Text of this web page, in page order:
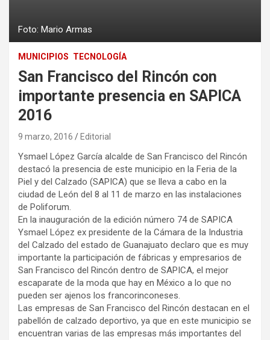
Foto: Mario Armas
MUNICIPIOS TECNOLOGÍA
San Francisco del Rincón con
importante presencia en SAPICA
2016
9 marzo, 2016 Editorial
Ysmael López García alcalde de San Francisco del Rincón
destacó la presencia de este municipio en la Feria de la
Piel y del Calzado (SAPICA) que se lleva a cabo en la
ciudad de León del 8 al 11 de marzo en las instalaciones
de Poliforum.
En la inauguración de la edición número 74 de SAPICA
Ysmael López ex presidente de la Cámara de la Industria
del Calzado del estado de Guanajuato declaro que es muy
importante la participación de fábricas y empresarios de
San Francisco del Rincón dentro de SAPICA, el mejor
escaparate de la moda que hay en México a lo que no
pueden ser ajenos los francorinconeses.
Las empresas de San Francisco del Rincón destacan en el
pabellón de calzado deportivo, ya que en este municipio se
encuentran varias de las empresas más importantes del